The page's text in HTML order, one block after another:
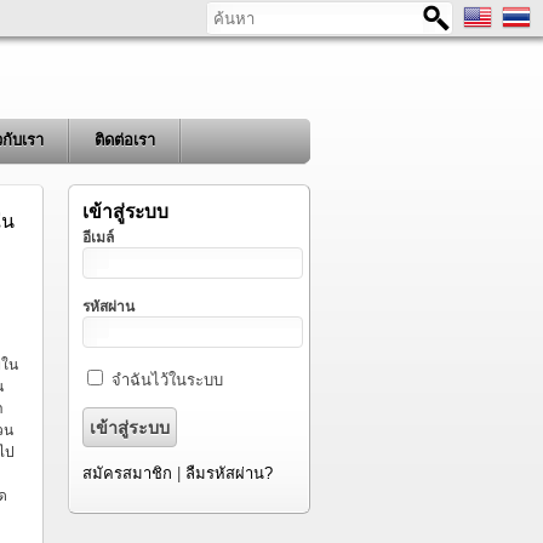
ค้นหา
กับเรา ติดต่อเรา
น
น
ป
เข้าสู่ระบบ
อีเมล์
รหัสผ่าน
จำฉันไว้ในระบบ
สมัครสมาชิก ลืมรหัสผ่าน?